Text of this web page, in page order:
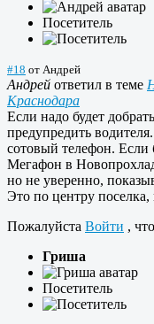
Посетитель
#18 от Андрей
Андрей ответил в теме
Краснодара
Если надо будет
предупредить
сотовый телефон. Если
Мегафон в
но не уверенно,
Это по центру поселка,
Пожалуйста Войти ,
Гриша
Посетитель